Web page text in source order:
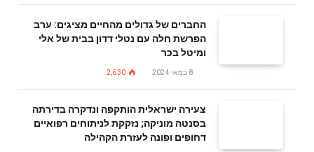
החברים של גדולים מהחיים מציגים: ערב
הפרשת חלה עם נטלי דדון בבית של אלי
ומיטל בכר
8 במאי 2024 2,630
צעירה ישראלית הותקפה ונדקרה בדירתה
בסנטה מוניקה; נזקקת לניתוחים רפואיים
דחופים ופונה לעזרת הקהילה